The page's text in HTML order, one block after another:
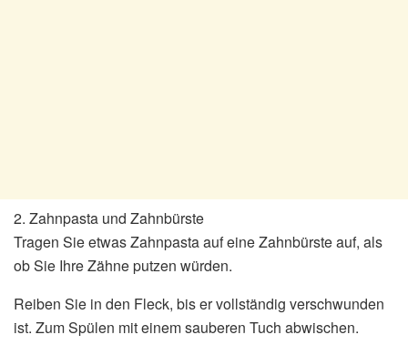
2. Zahnpasta und Zahnbürste
Tragen Sie etwas Zahnpasta auf eine Zahnbürste auf, als
ob Sie Ihre Zähne putzen würden.
Reiben Sie in den Fleck, bis er vollständig verschwunden
ist. Zum Spülen mit einem sauberen Tuch abwischen.